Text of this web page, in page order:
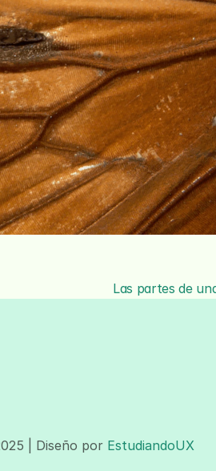
Las partes de
| Diseño por EstudiandoUX